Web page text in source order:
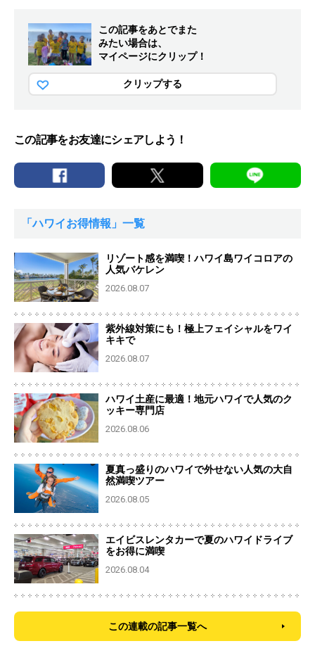
この記事をあとでまた
みたい場合は、
マイページにクリップ！
クリップする
この記事をお友達にシェアしよう！
「ハワイお得情報」一覧
リゾート感を満喫！ハワイ島ワイコロアの
人気バケレン
2026.08.07
紫外線対策にも！極上フェイシャルをワイ
キキで
2026.08.07
ハワイ土産に最適！地元ハワイで人気のク
ッキー専門店
2026.08.06
夏真っ盛りのハワイで外せない人気の大自
然満喫ツアー
2026.08.05
エイビスレンタカーで夏のハワイドライブ
をお得に満喫
2026.08.04
この連載の記事一覧へ